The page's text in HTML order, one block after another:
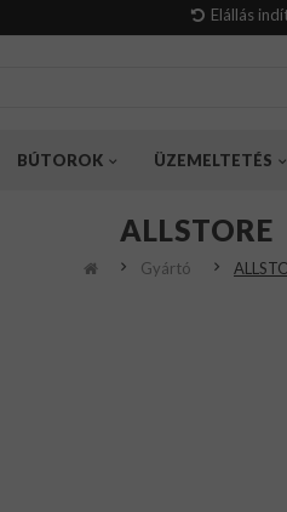
Elállás
BÚTOROK ÜZEMELTETÉS
ALLSTORE
Gyártó